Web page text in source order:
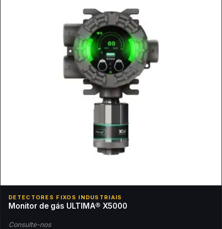
DETECTORES FIXOS INDUSTRIAIS
Monitor de gás ULTIMA® X5000
Consulte-nos